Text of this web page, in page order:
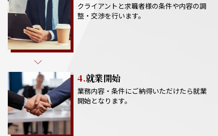
クライアントと求職者様の条件や内容の調
整・交渉を行います。
4.就業開始
業務内容・条件にご納得いただけたら就業
開始となります。